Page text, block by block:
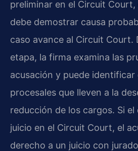
preliminar en el Circuit
debe demostrar causa
caso avance al Circuit Court.
etapa, la firma examina las
acusación y puede identificar
procesales que lleven a la
reducción de los cargos. Si el
juicio en el Circuit Court, el
derecho a un juicio con